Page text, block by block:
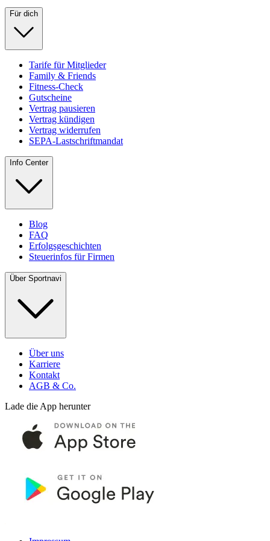
Für dich
Tarife für Mitglieder
Family & Friends
Fitness-Check
Gutscheine
Vertrag pausieren
Vertrag kündigen
Vertrag widerrufen
SEPA-Lastschriftmandat
Info Center
Blog
FAQ
Erfolgsgeschichten
Steuerinfos für Firmen
Über Sportnavi
Über uns
Karriere
Kontakt
AGB & Co.
Lade die App herunter